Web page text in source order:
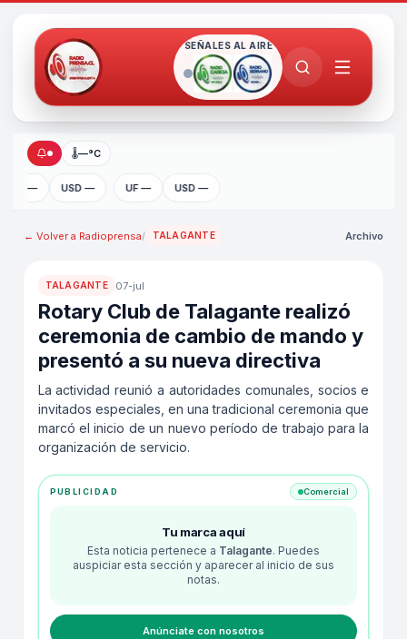
SEÑALES AL AIRE
🌡—°C
UF — USD — UF — USD —
← Volver a Radioprensa/ TALAGANTE Archivo
TALAGANTE 07-jul
Rotary Club de Talagante realizó
ceremonia de cambio de mando y
presentó a su nueva directiva
La actividad reunió a autoridades comunales, socios e
invitados especiales, en una tradicional ceremonia que
marcó el inicio de un nuevo período de trabajo para la
organización de servicio.
PUBLICIDAD Comercial
Tu marca aquí
Esta noticia pertenece a Talagante. Puedes
auspiciar esta sección y aparecer al inicio de sus
notas.
Anúnciate con nosotros